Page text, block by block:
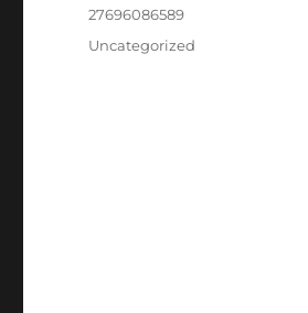
Author
27696086589
Posted
Categories
Uncategorized